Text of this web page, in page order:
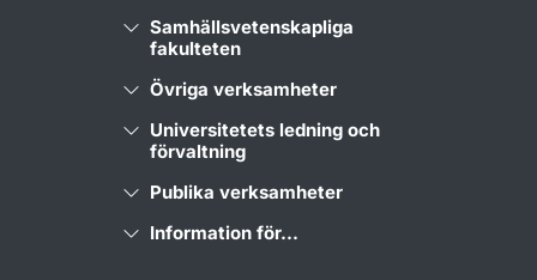
Samhällsvetenskapliga
fakulteten
Övriga verksamheter
Universitetets ledning och
förvaltning
Publika verksamheter
Information för...